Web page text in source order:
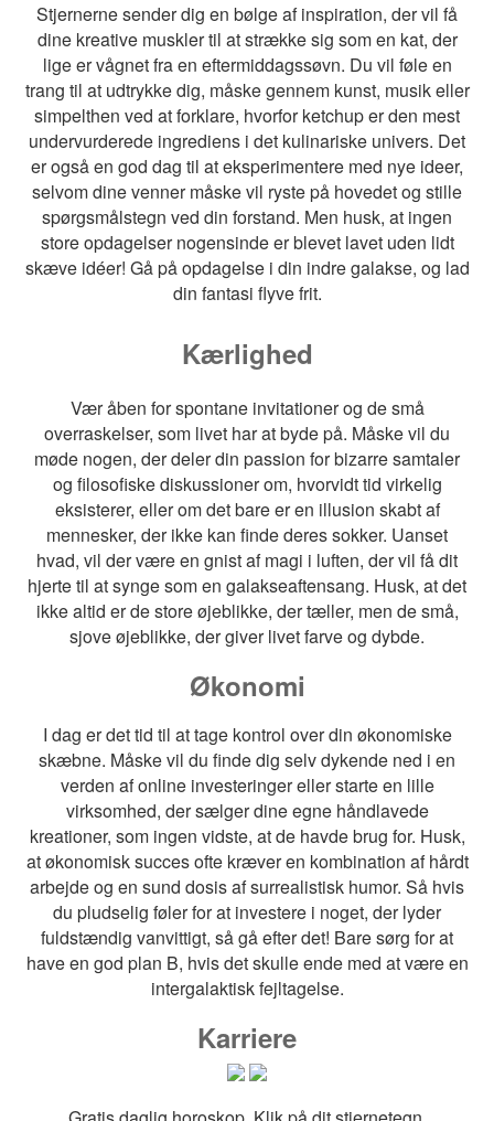
Stjernerne sender dig en bølge af inspiration, der vil få
dine kreative muskler til at strække sig som en kat, der
lige er vågnet fra en eftermiddagssøvn. Du vil føle en
trang til at udtrykke dig, måske gennem kunst, musik eller
simpelthen ved at forklare, hvorfor ketchup er den mest
undervurderede ingrediens i det kulinariske univers. Det
er også en god dag til at eksperimentere med nye ideer,
selvom dine venner måske vil ryste på hovedet og stille
spørgsmålstegn ved din forstand. Men husk, at ingen
store opdagelser nogensinde er blevet lavet uden lidt
skæve idéer! Gå på opdagelse i din indre galakse, og lad
din fantasi flyve frit.
Kærlighed
Vær åben for spontane invitationer og de små
overraskelser, som livet har at byde på. Måske vil du
møde nogen, der deler din passion for bizarre samtaler
og filosofiske diskussioner om, hvorvidt tid virkelig
eksisterer, eller om det bare er en illusion skabt af
mennesker, der ikke kan finde deres sokker. Uanset
hvad, vil der være en gnist af magi i luften, der vil få dit
hjerte til at synge som en galakseaftensang. Husk, at det
ikke altid er de store øjeblikke, der tæller, men de små,
sjove øjeblikke, der giver livet farve og dybde.
Økonomi
I dag er det tid til at tage kontrol over din økonomiske
skæbne. Måske vil du finde dig selv dykende ned i en
verden af online investeringer eller starte en lille
virksomhed, der sælger dine egne håndlavede
kreationer, som ingen vidste, at de havde brug for. Husk,
at økonomisk succes ofte kræver en kombination af hårdt
arbejde og en sund dosis af surrealistisk humor. Så hvis
du pludselig føler for at investere i noget, der lyder
fuldstændig vanvittigt, så gå efter det! Bare sørg for at
have en god plan B, hvis det skulle ende med at være en
intergalaktisk fejltagelse.
Karriere